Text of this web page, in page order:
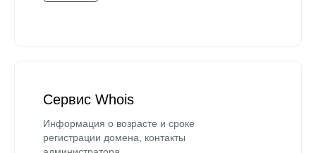
Сервис Whois
Информация о возрасте и сроке
регистрации домена, контакты